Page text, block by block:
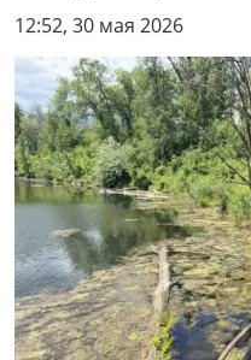
12:52, 30 мая 2026